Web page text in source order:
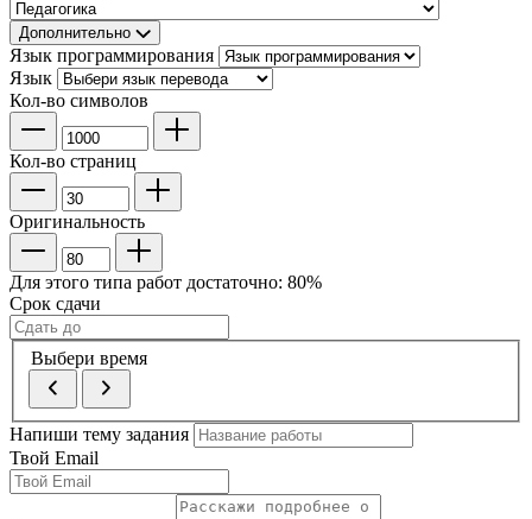
Дополнительно
Язык программирования
Язык
Кол-во символов
Кол-во страниц
Оригинальность
Для этого типа работ достаточно: 80%
Срок сдачи
Выбери время
Напиши тему задания
Твой Email